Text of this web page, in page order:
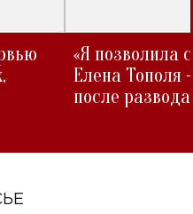
«Я позволила
Елена Тополя
после развода